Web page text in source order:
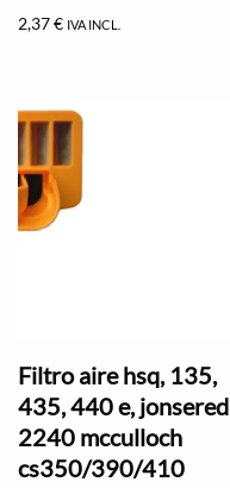
2,37€ IVA INCL.
Filtro aire hsq, 135,
435, 440 e, jonsered
2240 mcculloch
cs350/390/410